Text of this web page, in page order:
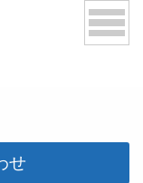
せ